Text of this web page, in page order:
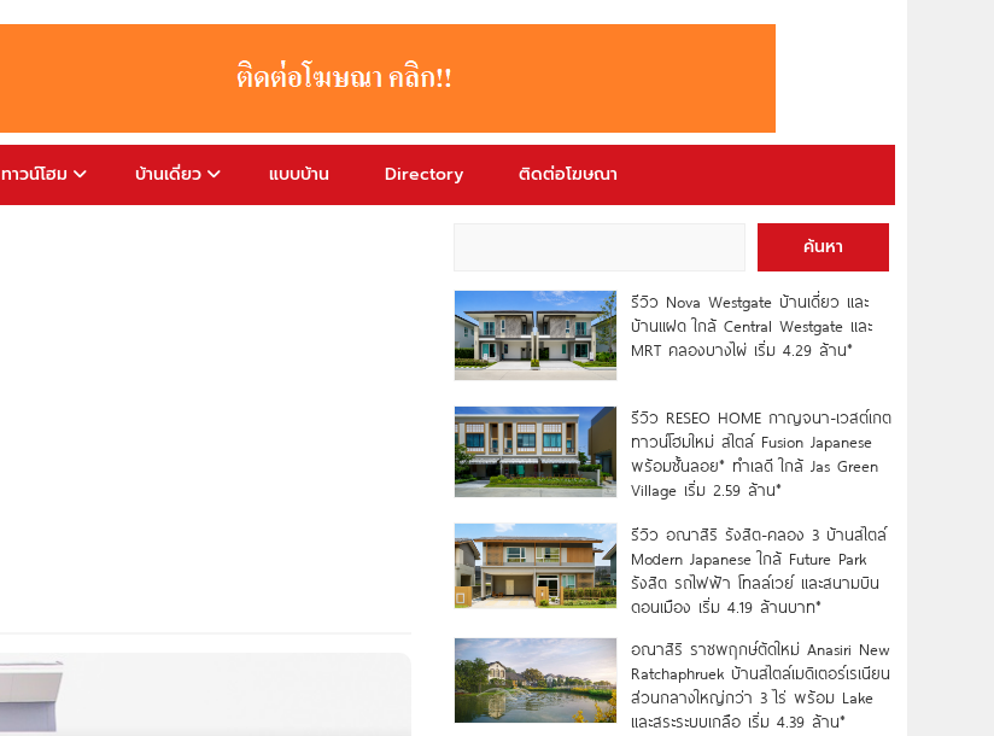
ทาวน์โฮม บ้านเดี่ยว แบบบ้าน Directory ติดต่อโฆษณา
ค้นหา
รีวิว Nova Westgate บ้านเดี่ยว และ
บ้านแฝด ใกล้ Central Westgate และ
MRT คลองบางไผ่ เริ่ม 4.29 ล้าน*
รีวิว RESEO HOME กาญจนา-เวสต์เกต
ทาวน์โฮมใหม่ สไตล์ Fusion Japanese
พร้อมชั้นลอย* ทำเลดี ใกล้ Jas Green
Village เริ่ม 2.59 ล้าน*
รีวิว อณาสิริ รังสิต-คลอง 3 บ้านสไตล์
Modern Japanese ใกล้ Future Park
รังสิต รถไฟฟ้า โทลล์เวย์ และสนามบิน
ดอนเมือง เริ่ม 4.19 ล้านบาท*
อณาสิริ ราชพฤกษ์ตัดใหม่ Anasiri New
Ratchaphruek บ้านสไตล์เมดิเตอร์เรเนียน
ส่วนกลางใหญ่กว่า 3 ไร่ พร้อม Lake
และสระระบบเกลือ เริ่ม 4.39 ล้าน*